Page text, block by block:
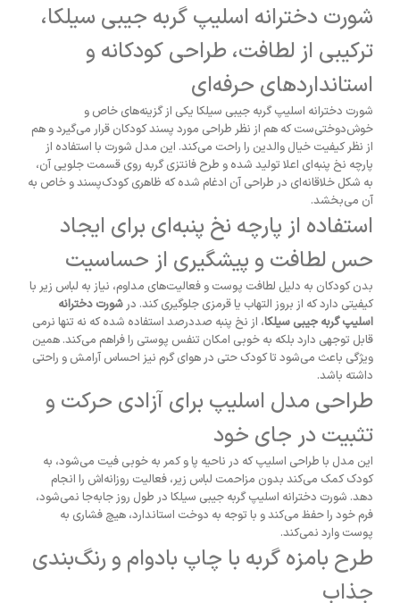
شورت دخترانه اسلیپ گربه جیبی سیلکا،
ترکیبی از لطافت، طراحی کودکانه و
استانداردهای حرفه‌ای
شورت دخترانه اسلیپ گربه جیبی سیلکا یکی از گزینه‌های خاص و
خوش‌دوختی‌ست که هم از نظر طراحی مورد پسند کودکان قرار می‌گیرد و هم
از نظر کیفیت خیال والدین را راحت می‌کند. این مدل شورت با استفاده از
پارچه نخ پنبه‌ای اعلا تولید شده و طرح فانتزی گربه روی قسمت جلویی آن،
به شکل خلاقانه‌ای در طراحی آن ادغام شده که ظاهری کودک‌پسند و خاص به
آن می‌بخشد.
استفاده از پارچه نخ پنبه‌ای برای ایجاد
حس لطافت و پیشگیری از حساسیت
بدن کودکان به دلیل لطافت پوست و فعالیت‌های مداوم، نیاز به لباس زیر با
کیفیتی دارد که از بروز التهاب یا قرمزی جلوگیری کند. در شورت دخترانه
اسلیپ گربه جیبی سیلکا، از نخ پنبه صددرصد استفاده شده که نه تنها نرمی
قابل توجهی دارد بلکه به خوبی امکان تنفس پوستی را فراهم می‌کند. همین
ویژگی باعث می‌شود تا کودک حتی در هوای گرم نیز احساس آرامش و راحتی
داشته باشد.
طراحی مدل اسلیپ برای آزادی حرکت و
تثبیت در جای خود
این مدل با طراحی اسلیپ که در ناحیه پا و کمر به خوبی فیت می‌شود، به
کودک کمک می‌کند بدون مزاحمت لباس زیر، فعالیت روزانه‌اش را انجام
دهد. شورت دخترانه اسلیپ گربه جیبی سیلکا در طول روز جابه‌جا نمی‌شود،
فرم خود را حفظ می‌کند و با توجه به دوخت استاندارد، هیچ فشاری به
پوست وارد نمی‌کند.
طرح بامزه گربه با چاپ بادوام و رنگ‌بندی
جذاب